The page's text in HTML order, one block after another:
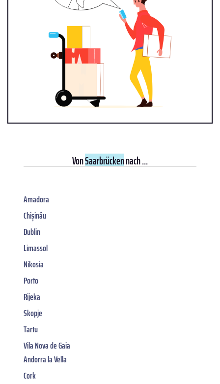
VonSaarbrückennach ...
Amadora
Chișinău
Dublin
Limassol
Nikosia
Porto
Rijeka
Skopje
Tartu
Vila Nova de Gaia
Andorra la Vella
Cork